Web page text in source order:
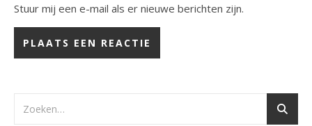
Stuur mij een e-mail als er nieuwe berichten zijn.